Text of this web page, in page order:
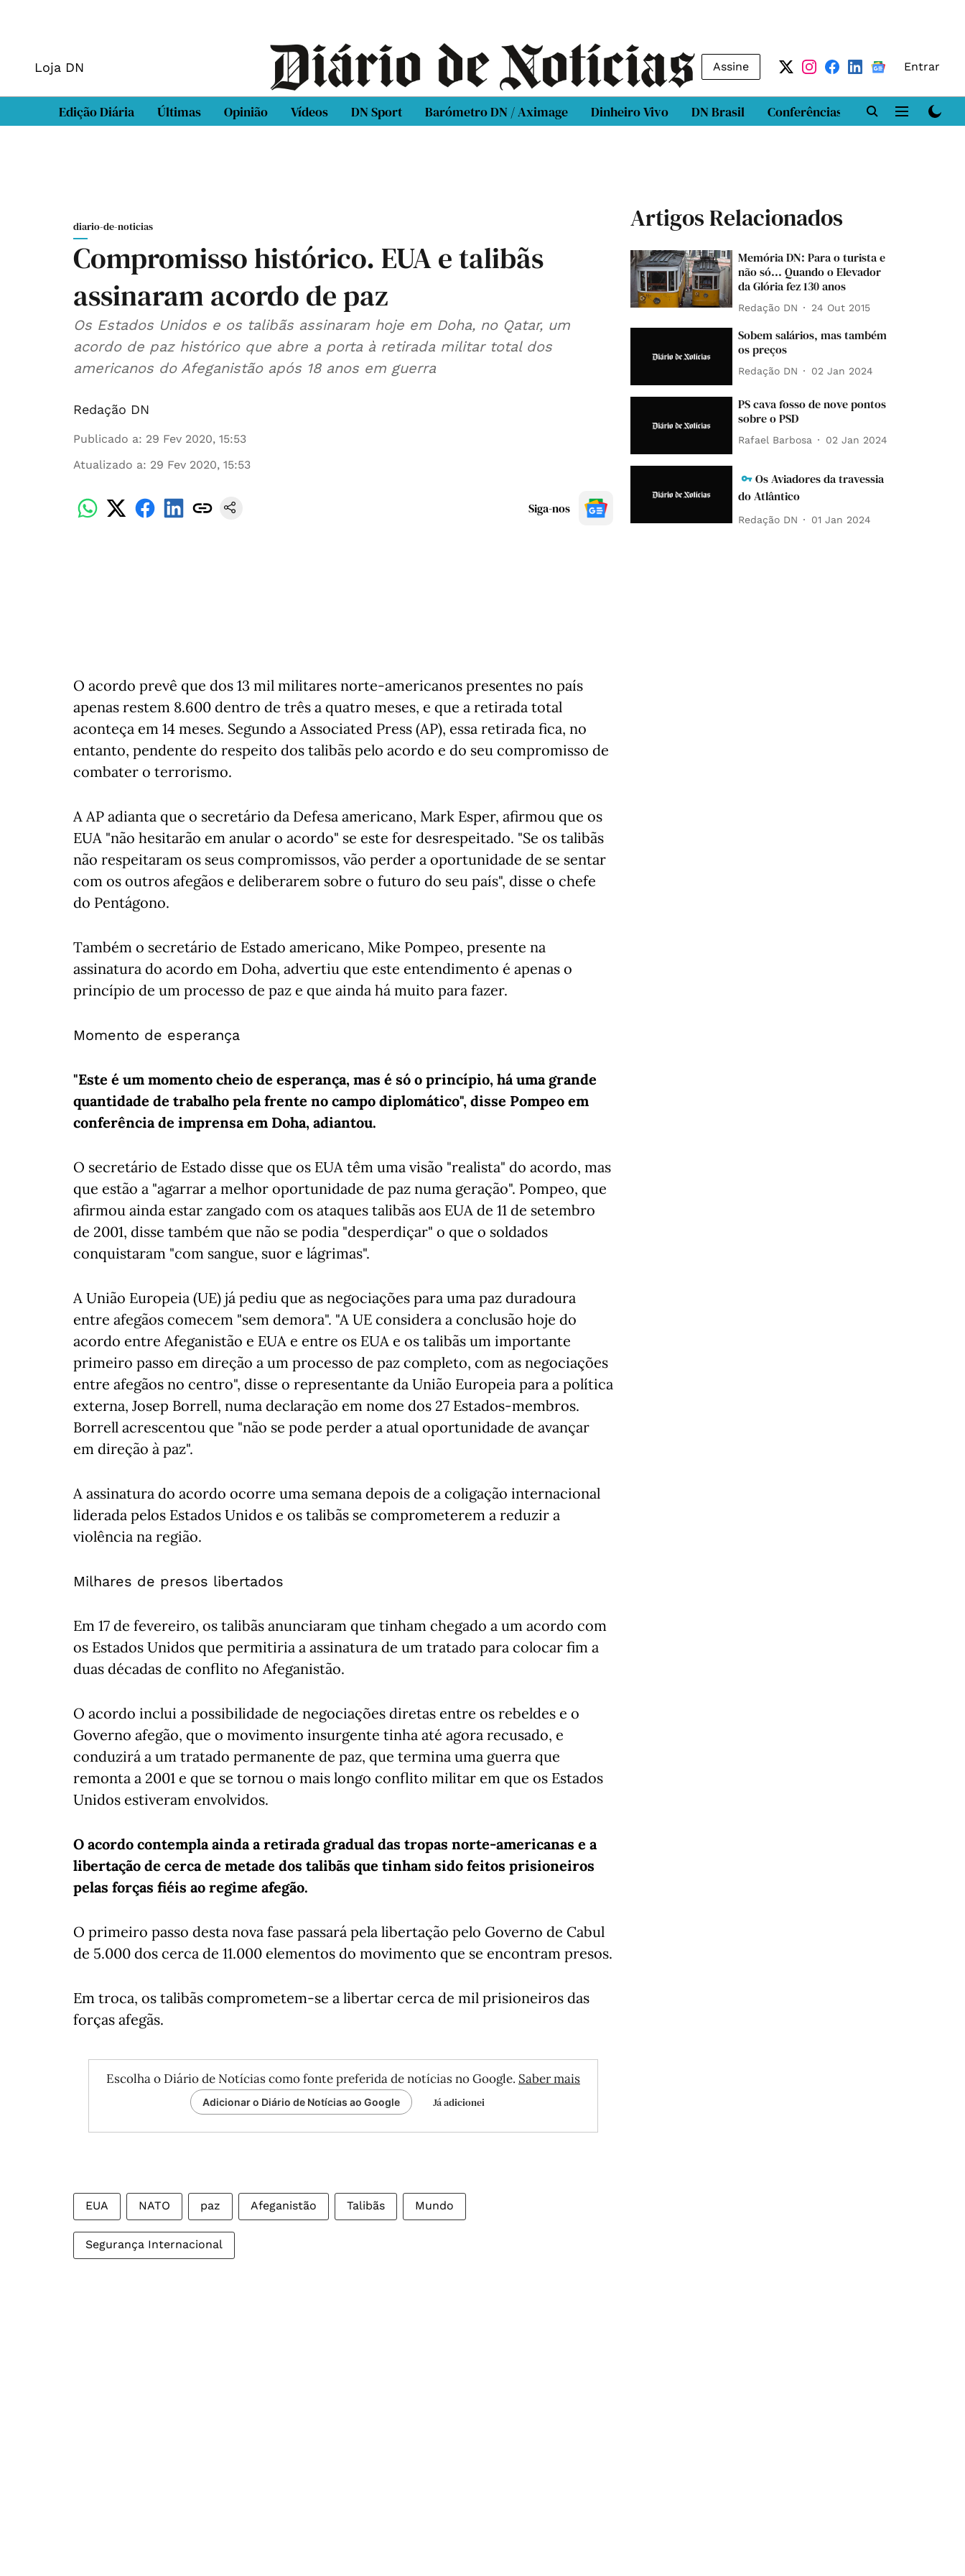
Loja DN Assine Entrar
Edição Diária Últimas Opinião Vídeos DN Sport Barómetro DN / Aximage Dinheiro Vivo DN Brasil Conferências DN LAB
diario-de-noticias
Compromisso histórico. EUA e talibãs
assinaram acordo de paz
Os Estados Unidos e os talibãs assinaram hoje em Doha, no Qatar, um
acordo de paz histórico que abre a porta à retirada militar total dos
americanos do Afeganistão após 18 anos em guerra
Redação DN
Publicado a: 29 Fev 2020, 15:53
Atualizado a: 29 Fev 2020, 15:53
Siga-nos
O acordo prevê que dos 13 mil militares norte-americanos presentes no país
apenas restem 8.600 dentro de três a quatro meses, e que a retirada total
aconteça em 14 meses. Segundo a Associated Press (AP), essa retirada fica, no
entanto, pendente do respeito dos talibãs pelo acordo e do seu compromisso de
combater o terrorismo.
A AP adianta que o secretário da Defesa americano, Mark Esper, afirmou que os
EUA "não hesitarão em anular o acordo" se este for desrespeitado. "Se os talibãs
não respeitaram os seus compromissos, vão perder a oportunidade de se sentar
com os outros afegãos e deliberarem sobre o futuro do seu país", disse o chefe
do Pentágono.
Também o secretário de Estado americano, Mike Pompeo, presente na
assinatura do acordo em Doha, advertiu que este entendimento é apenas o
princípio de um processo de paz e que ainda há muito para fazer.
Momento de esperança
"Este é um momento cheio de esperança, mas é só o princípio, há uma grande
quantidade de trabalho pela frente no campo diplomático", disse Pompeo em
conferência de imprensa em Doha, adiantou.
O secretário de Estado disse que os EUA têm uma visão "realista" do acordo, mas
que estão a "agarrar a melhor oportunidade de paz numa geração". Pompeo, que
afirmou ainda estar zangado com os ataques talibãs aos EUA de 11 de setembro
de 2001, disse também que não se podia "desperdiçar" o que o soldados
conquistaram "com sangue, suor e lágrimas".
A União Europeia (UE) já pediu que as negociações para uma paz duradoura
entre afegãos comecem "sem demora". "A UE considera a conclusão hoje do
acordo entre Afeganistão e EUA e entre os EUA e os talibãs um importante
primeiro passo em direção a um processo de paz completo, com as negociações
entre afegãos no centro", disse o representante da União Europeia para a política
externa, Josep Borrell, numa declaração em nome dos 27 Estados-membros.
Borrell acrescentou que "não se pode perder a atual oportunidade de avançar
em direção à paz".
A assinatura do acordo ocorre uma semana depois de a coligação internacional
liderada pelos Estados Unidos e os talibãs se comprometerem a reduzir a
violência na região.
Milhares de presos libertados
Em 17 de fevereiro, os talibãs anunciaram que tinham chegado a um acordo com
os Estados Unidos que permitiria a assinatura de um tratado para colocar fim a
duas décadas de conflito no Afeganistão.
O acordo inclui a possibilidade de negociações diretas entre os rebeldes e o
Governo afegão, que o movimento insurgente tinha até agora recusado, e
conduzirá a um tratado permanente de paz, que termina uma guerra que
remonta a 2001 e que se tornou o mais longo conflito militar em que os Estados
Unidos estiveram envolvidos.
O acordo contempla ainda a retirada gradual das tropas norte-americanas e a
libertação de cerca de metade dos talibãs que tinham sido feitos prisioneiros
pelas forças fiéis ao regime afegão.
O primeiro passo desta nova fase passará pela libertação pelo Governo de Cabul
de 5.000 dos cerca de 11.000 elementos do movimento que se encontram presos.
Em troca, os talibãs comprometem-se a libertar cerca de mil prisioneiros das
forças afegãs.
Escolha o Diário de Notícias como fonte preferida de notícias no Google. Saber mais
Adicionar o Diário de Notícias ao Google Já adicionei
EUA NATO paz Afeganistão Talibãs Mundo
Segurança Internacional
Artigos Relacionados
Memória DN: Para o turista e
não só... Quando o Elevador
da Glória fez 130 anos
Redação DN 24 Out 2015
Sobem salários, mas também
os preços
Redação DN 02 Jan 2024
PS cava fosso de nove pontos
sobre o PSD
Rafael Barbosa 02 Jan 2024
Os Aviadores da travessia
do Atlântico
Redação DN 01 Jan 2024